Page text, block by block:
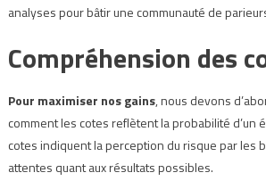
analyses pour bâtir une communauté de
Compréhension des
Pour maximiser nos gains, nous devons
comment les cotes reflètent la probabilité d’un
cotes indiquent la perception du risque par les
attentes quant aux résultats possibles.